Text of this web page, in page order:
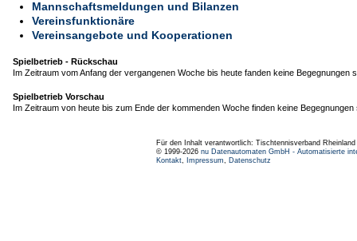
Mannschaftsmeldungen und Bilanzen
Vereinsfunktionäre
Vereinsangebote und Kooperationen
Spielbetrieb - Rückschau
Im Zeitraum vom Anfang der vergangenen Woche bis heute fanden keine Begegnungen
Spielbetrieb Vorschau
Im Zeitraum von heute bis zum Ende der kommenden Woche finden keine Begegnungen
Für den Inhalt verantwortlich: Tischtennisverband
© 1999-2026 nu Datenautomaten GmbH - Automatisierte
Kontakt, Impressum, Datenschutz